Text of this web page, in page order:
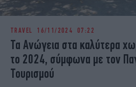
TRAVEL 16/11/2024 07:22
Τα Ανώγεια στα καλύτερα
το 2024, σύμφωνα με τον
Τουρισμού